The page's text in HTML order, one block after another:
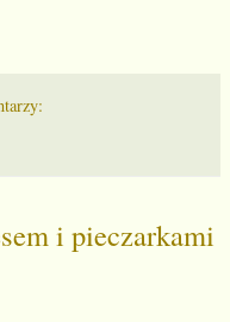
i pieczarkami